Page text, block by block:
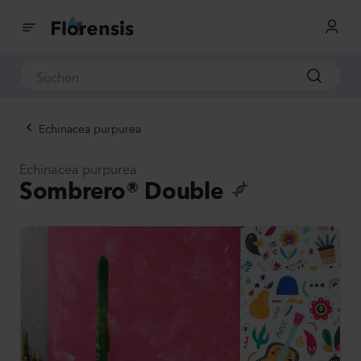
Echinacea purpurea
Echinacea purpurea
Sombrero® Double